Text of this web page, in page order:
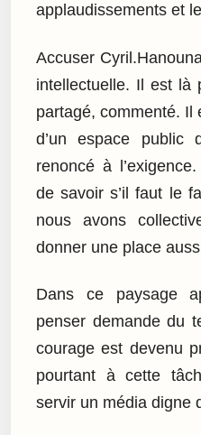
applaudissements et
Accuser
intellectuelle. Il est là
partagé, commenté. Il
d’un espace public
renoncé à
de savoir s’il faut le
nous avons
donner une place
Dans ce paysage
penser demande du
courage est devenu
pourtant à cette
servir un média digne